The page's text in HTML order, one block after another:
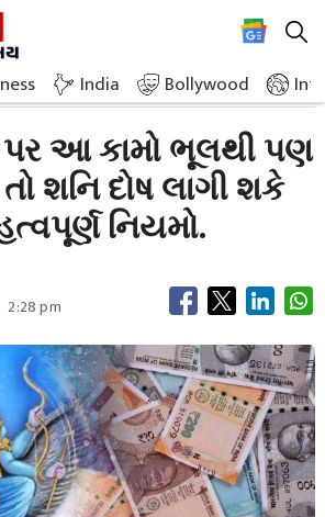
India Bollywood
»Do Not Do This Work Even By Mistake On Shani Jayanti
આ કામો ભૂલથી પણ
શનિ દોષ લાગી શકે
નિયમો.
2:28 pm